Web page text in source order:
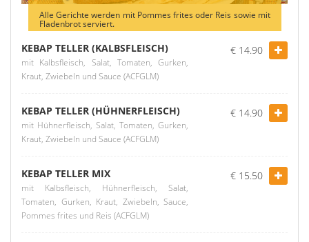
Alle Gerichte werden mit Pommes frites oder Reis sowie mit
Fladenbrot serviert.
KEBAP TELLER (KALBSFLEISCH)
mit Kalbsfleisch, Salat, Tomaten, Gurken,
Kraut, Zwiebeln und Sauce (ACFGLM)
€ 14.90
KEBAP TELLER (HÜHNERFLEISCH)
mit Hühnerfleisch, Salat, Tomaten, Gurken,
Kraut, Zwiebeln und Sauce (ACFGLM)
€ 14.90
KEBAP TELLER MIX
mit Kalbsfleisch, Hühnerfleisch, Salat,
Tomaten, Gurken, Kraut, Zwiebeln, Sauce,
Pommes frites und Reis (ACFGLM)
€ 15.50